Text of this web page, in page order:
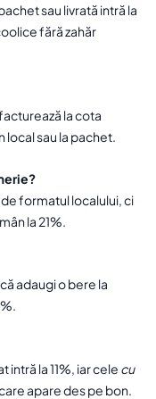
sau livrată intră la
fără zahăr
la cota
local sau la pachet.
formatul localului, ci
la 21%.
adaugi o bere la
intră la 11%, iar cele cu
apare des pe bon.